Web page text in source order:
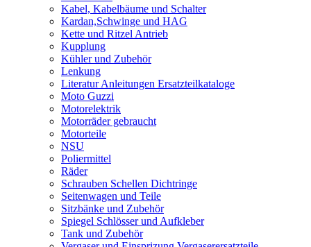
Kabel, Kabelbäume und Schalter
Kardan,Schwinge und HAG
Kette und Ritzel Antrieb
Kupplung
Kühler und Zubehör
Lenkung
Literatur Anleitungen Ersatzteilkataloge
Moto Guzzi
Motorelektrik
Motorräder gebraucht
Motorteile
NSU
Poliermittel
Räder
Schrauben Schellen Dichtringe
Seitenwagen und Teile
Sitzbänke und Zubehör
Spiegel Schlösser und Aufkleber
Tank und Zubehör